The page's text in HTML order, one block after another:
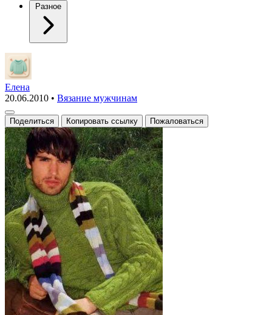
Разное
Зеленый
пуловер
гольф
Елена
20.06.2010 • Вязание мужчинам
Поделиться Копировать ссылку Пожаловаться